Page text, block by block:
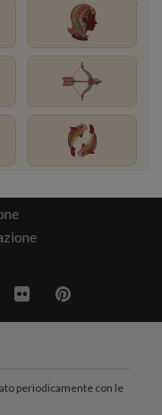
periodicamente con le